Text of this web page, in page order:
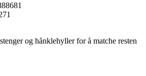
og hånklehyller for å matche resten